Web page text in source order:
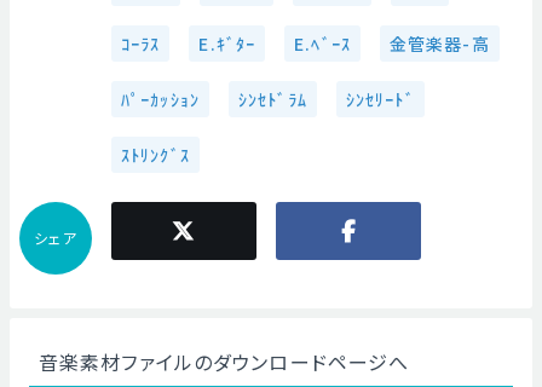
ｺｰﾗｽ E.ｷﾞﾀｰ E.ﾍﾞｰｽ 金管楽器-高
ﾊﾟｰｶｯｼｮﾝ ｼﾝｾﾄﾞﾗﾑ ｼﾝｾﾘｰﾄﾞ
ｽﾄﾘﾝｸﾞｽ
シェア
音楽素材ファイルのダウンロードページへ